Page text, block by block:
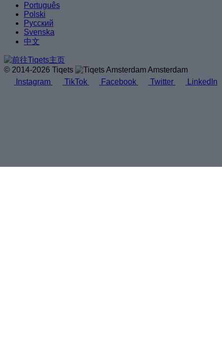
Português
Polski
Русский
Svenska
中文
© 2014-2026 Tiqets
Amsterdam
Instagram
TikTok Facebook Twitter LinkedIn